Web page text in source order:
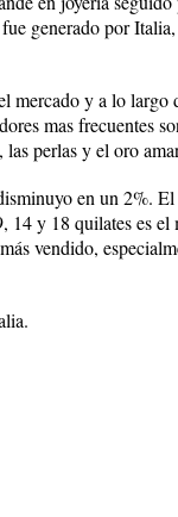
generado por
mercado y a lo
mas frecuentes
perlas y el oro
en un 2%.
y 18 quilates es el
vendido,